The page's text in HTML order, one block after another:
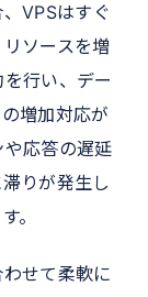
VPSはすぐ
ソースを増
行い、デー
増加対応が
応答の遅延
りが発生し
。
せて柔軟に